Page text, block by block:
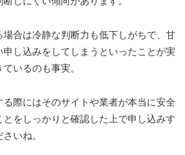
場合は冷静な判断力も低下しがちで、甘
申し込みをしてしまうといったことが実
いるのも事実。
る際にはそのサイトや業者が本当に安全
とをしっかりと確認した上で申し込みす
いね。